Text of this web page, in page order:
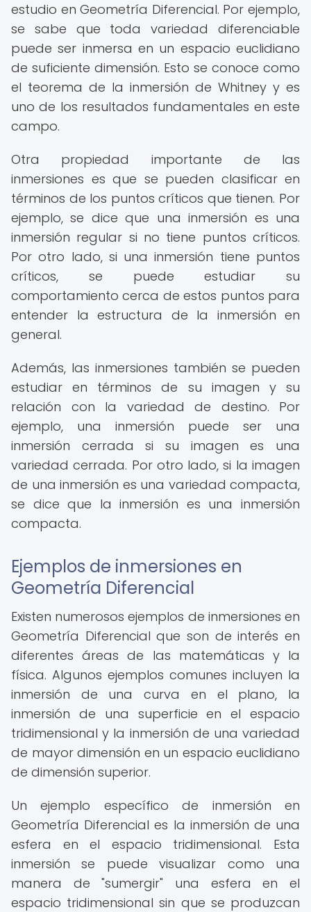
estudio en Geometría Diferencial. Por ejemplo,
se sabe que toda variedad diferenciable
puede ser inmersa en un espacio euclidiano
de suficiente dimensión. Esto se conoce como
el teorema de la inmersión de Whitney y es
uno de los resultados fundamentales en este
campo.
Otra propiedad importante de las
inmersiones es que se pueden clasificar en
términos de los puntos críticos que tienen. Por
ejemplo, se dice que una inmersión es una
inmersión regular si no tiene puntos críticos.
Por otro lado, si una inmersión tiene puntos
críticos, se puede estudiar su
comportamiento cerca de estos puntos para
entender la estructura de la inmersión en
general.
Además, las inmersiones también se pueden
estudiar en términos de su imagen y su
relación con la variedad de destino. Por
ejemplo, una inmersión puede ser una
inmersión cerrada si su imagen es una
variedad cerrada. Por otro lado, si la imagen
de una inmersión es una variedad compacta,
se dice que la inmersión es una inmersión
compacta.
Ejemplos de inmersiones en
Geometría Diferencial
Existen numerosos ejemplos de inmersiones en
Geometría Diferencial que son de interés en
diferentes áreas de las matemáticas y la
física. Algunos ejemplos comunes incluyen la
inmersión de una curva en el plano, la
inmersión de una superficie en el espacio
tridimensional y la inmersión de una variedad
de mayor dimensión en un espacio euclidiano
de dimensión superior.
Un ejemplo específico de inmersión en
Geometría Diferencial es la inmersión de una
esfera en el espacio tridimensional. Esta
inmersión se puede visualizar como una
manera de "sumergir" una esfera en el
espacio tridimensional sin que se produzcan